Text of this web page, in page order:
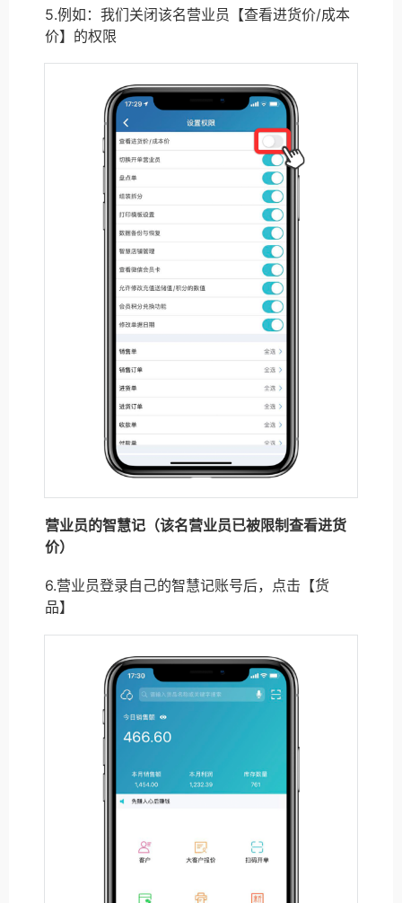
5.例如：我们关闭该名营业员【查看进货价/成本
价】的权限
营业员的智慧记（该名营业员已被限制查看进货
价）
6.营业员登录自己的智慧记账号后，点击【货
品】